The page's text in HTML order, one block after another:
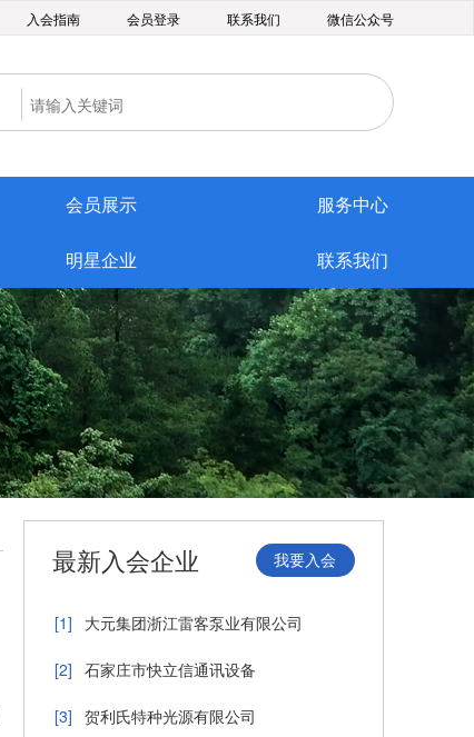
入会指南 会员登录 联系我们 微信公众号
会员展示 服务中心
明星企业 联系我们
最新入会企业 我要入会
[1] 大元集团浙江雷客泵业有限公司
[2] 石家庄市快立信通讯设备
[3] 贺利氏特种光源有限公司